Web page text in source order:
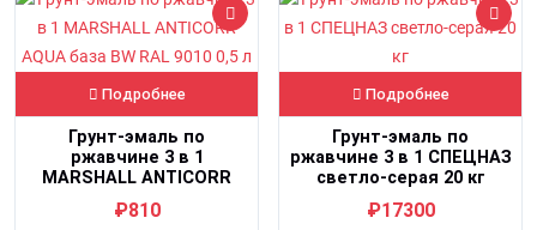
Подробнее
Грунт-эмаль по
ржавчине 3 в 1
MARSHALL ANTICORR
AQUA база BW RAL 9010
0,5 л
₽810
Подробнее
Грунт-эмаль по
ржавчине 3 в 1 СПЕЦНАЗ
светло-серая 20 кг
₽17300